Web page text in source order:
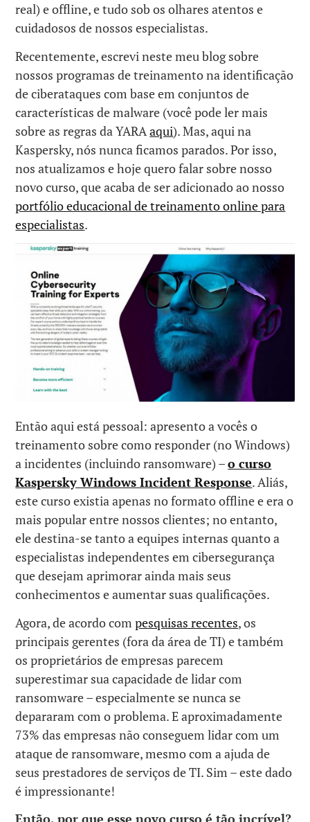
real) e offline, e tudo sob os olhares atentos e
cuidadosos de nossos especialistas.
Recentemente, escrevi neste meu blog sobre
nossos programas de treinamento na identificação
de ciberataques com base em conjuntos de
características de malware (você pode ler mais
sobre as regras da YARAaqui). Mas, aqui na
Kaspersky, nós nunca ficamos parados. Por isso,
nos atualizamos e hoje quero falar sobre nosso
novo curso, que acaba de ser adicionado ao nosso
portfólio educacional de treinamento online para
especialistas.
Então aqui está pessoal: apresento a vocês o
treinamento sobre como responder (no Windows)
a incidentes (incluindo ransomware) –o curso
Kaspersky Windows Incident Response. Aliás,
este curso existia apenas no formato offline e era o
mais popular entre nossos clientes; no entanto,
ele destina-se tanto a equipes internas quanto a
especialistas independentes em cibersegurança
que desejam aprimorar ainda mais seus
conhecimentos e aumentar suas qualificações.
Agora, de acordo compesquisas recentes, os
principais gerentes (fora da área de TI) e também
os proprietários de empresas parecem
superestimar sua capacidade de lidar com
ransomware – especialmente se nunca se
depararam com o problema. E aproximadamente
73% das empresas não conseguem lidar com um
ataque de ransomware, mesmo com a ajuda de
seus prestadores de serviços de TI. Sim – este dado
é impressionante!